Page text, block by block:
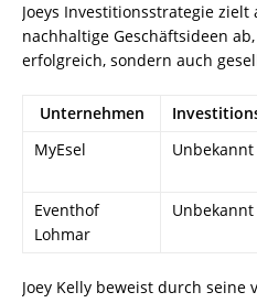
Joeys Investitionsstrategie
nachhaltige Geschäftsideen
erfolgreich, sondern auch
Unternehmen
MyEsel
Unbekannt
Eventhof
Lohmar
Unbekannt
Joey Kelly beweist durch seine